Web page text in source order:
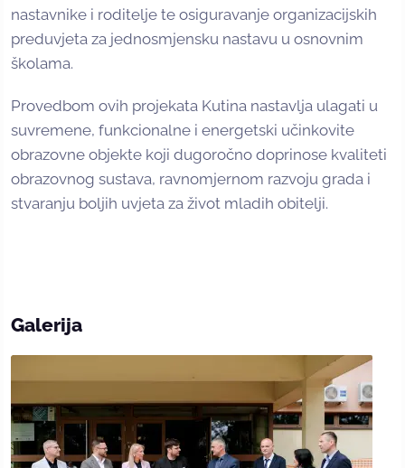
nastavnike i roditelje te osiguravanje organizacijskih
preduvjeta za jednosmjensku nastavu u osnovnim
školama.
Provedbom ovih projekata Kutina nastavlja ulagati u
suvremene, funkcionalne i energetski učinkovite
obrazovne objekte koji dugoročno doprinose kvaliteti
obrazovnog sustava, ravnomjernom razvoju grada i
stvaranju boljih uvjeta za život mladih obitelji.
Galerija